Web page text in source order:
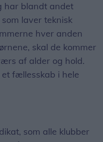
har blandt andet
laver teknisk
hver anden
skal de kommer
af alder og hold.
fællesskab i hele
som alle klubber